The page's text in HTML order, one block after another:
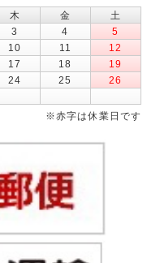
木 金
土
3 4
5
10 11
12
17 18
19
24 25
26
※赤字は休業日です